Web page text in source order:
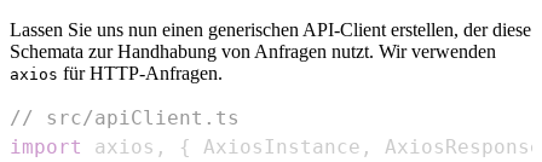
Lassen Sie uns nun einen generischen API-Client erstellen, der diese
Schemata zur Handhabung von Anfragen nutzt. Wir verwenden
axios für HTTP-Anfragen.
// src/apiClient.ts
import
axios , { AxiosInstance ,
AxiosResponse